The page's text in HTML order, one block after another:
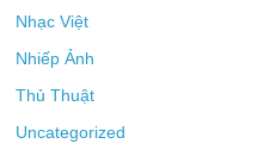
Nhạc Việt
Nhiếp Ảnh
Thủ Thuật
Uncategorized